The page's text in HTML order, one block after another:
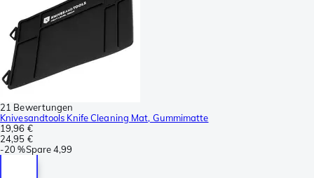
21 Bewertungen
Knivesandtools Knife Cleaning Mat, Gummimatte
19,96 €
24,95 €
-20 %Spare4,99